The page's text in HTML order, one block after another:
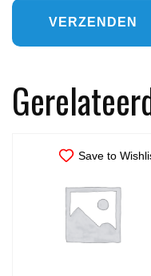
Save to